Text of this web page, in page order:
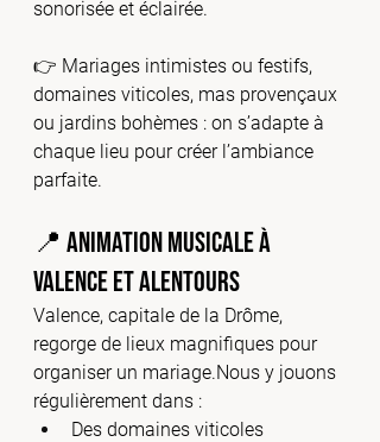
sonorisée et éclairée.
👉 Mariages intimistes ou festifs,
domaines viticoles, mas provençaux
ou jardins bohèmes : on s’adapte à
chaque lieu pour créer l’ambiance
parfaite.
📍 Animation musicale à
Valence et alentours
Valence, capitale de la Drôme,
regorge de lieux magnifiques pour
organiser un mariage.Nous y jouons
régulièrement dans :
Des domaines viticoles